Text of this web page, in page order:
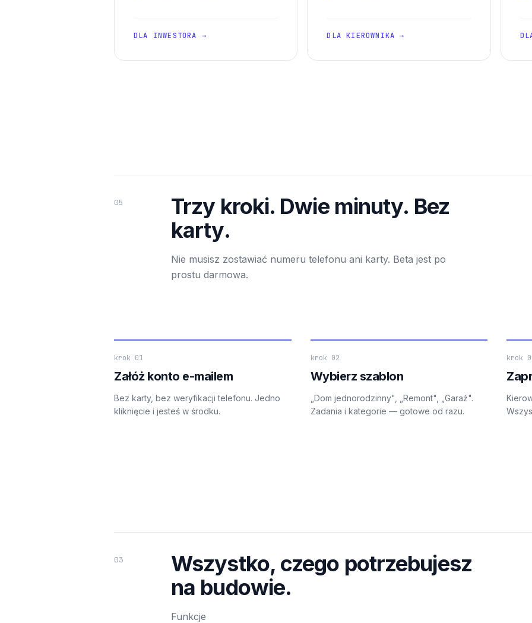
DLA INWESTORA → DLA KIEROWNIKA →
05
Trzy kroki. Dwie minuty. Bez
karty.
Nie musisz zostawiać numeru telefonu ani karty. Beta jest po
prostu darmowa.
krok 01
Załóż konto e-mailem
Bez karty, bez weryfikacji telefonu. Jedno
kliknięcie i jesteś w środku.
krok 02
Wybierz szablon
„Dom jednorodzinny", „Remont", „Garaż".
Zadania i kategorie — gotowe od razu.
krok
03
Wszystko, czego potrzebujesz
na budowie.
Funkcje